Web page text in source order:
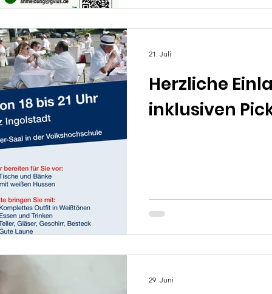
Herzliche
inklusiven
21. Juli
29. Juni